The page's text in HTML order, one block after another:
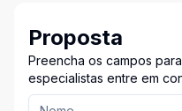
Proposta
Preencha os campos
especialistas entre em